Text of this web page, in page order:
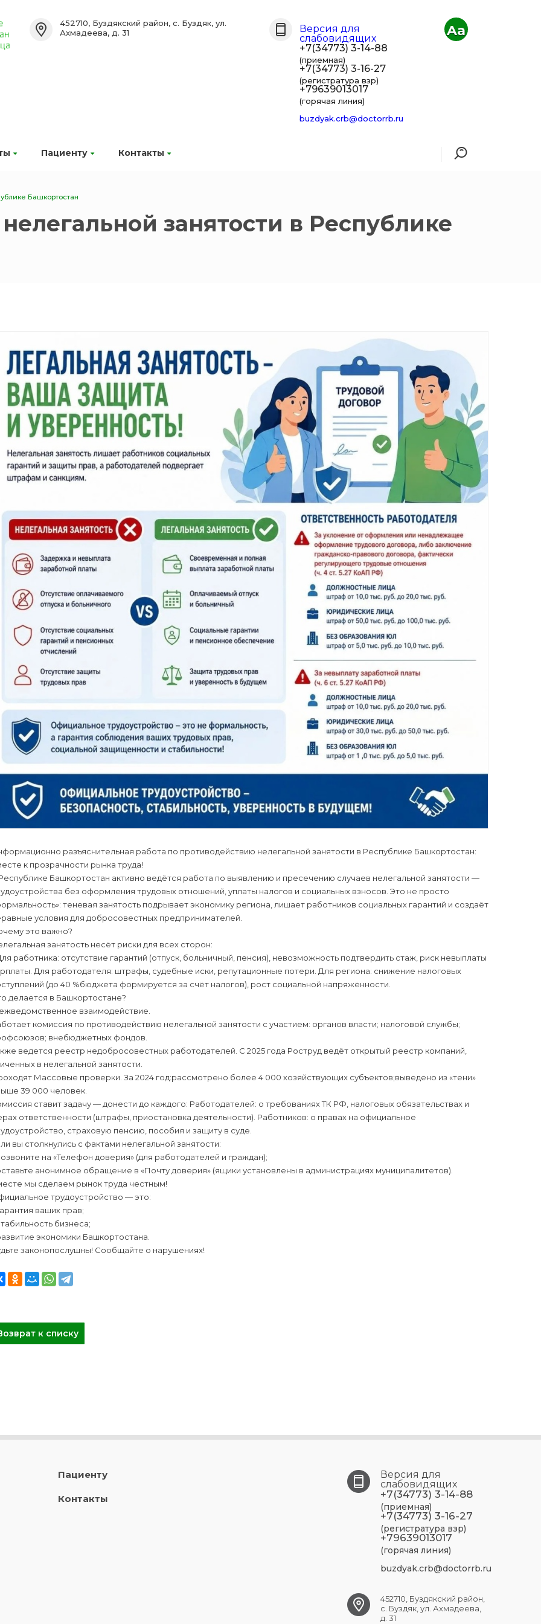
Пациенту Контакты
452710, Буздякский район, с. Буздяк, ул.
Ахмадеева, д. 31
Версия для
слабовидящих
+7(34773) 3-14-88
(приемная)
+7(34773) 3-16-27
(регистратура взр)
+79639013017
(горячая линия)
buzdyak.crb@doctorrb.ru
Aa
Башкортостан
занятости в Республике
разъяснительная работа по противодействию нелегальной занятости в Республике Башкортостан:
к прозрачности рынка труда!
Башкортостан активно ведётся работа по выявлению и пресечению случаев нелегальной занятости —
без оформления трудовых отношений, уплаты налогов и социальных взносов. Это не просто
теневая занятость подрывает экономику региона, лишает работников социальных гарантий и создаёт
условия для добросовестных предпринимателей.
это важно?
занятость несёт риски для всех сторон:
работника: отсутствие гарантий (отпуск, больничный, пенсия), невозможность подтвердить стаж, риск невыплаты
Для работодателя: штрафы, судебные иски, репутационные потери. Для региона: снижение налоговых
(до 40 %бюджета формируется за счёт налогов), рост социальной напряжённости.
делается в Башкортостане?
взаимодействие.
комиссия по противодействию нелегальной занятости с участием: органов власти; налоговой службы;
внебюджетных фондов.
ведется реестр недобросовестных работодателей. С 2025 года Роструд ведёт открытый реестр компаний,
в нелегальной занятости.
Массовые проверки. За 2024 год:рассмотрено более 4 000 хозяйствующих субъектов;выведено из «тени»
39 000 человек.
ставит задачу — донести до каждого: Работодателей: о требованиях ТК РФ, налоговых обязательствах и
ответственности (штрафы, приостановка деятельности). Работников: о правах на официальное
страховую пенсию, пособия и защиту в суде.
вы столкнулись с фактами нелегальной занятости:
на «Телефон доверия» (для работодателей и граждан);
анонимное обращение в «Почту доверия» (ящики установлены в администрациях муниципалитетов).
мы сделаем рынок труда честным!
трудоустройство — это:
ваших прав;
бизнеса;
экономики Башкортостана.
законопослушны! Сообщайте о нарушениях!
к списку
Пациенту
Контакты
Версия для
слабовидящих
+7(34773) 3-14-88
(приемная)
+7(34773) 3-16-27
(регистратура взр)
+79639013017
(горячая линия)
buzdyak.crb@doctorrb.ru
452710, Буздякский район,
с. Буздяк, ул. Ахмадеева,
д. 31